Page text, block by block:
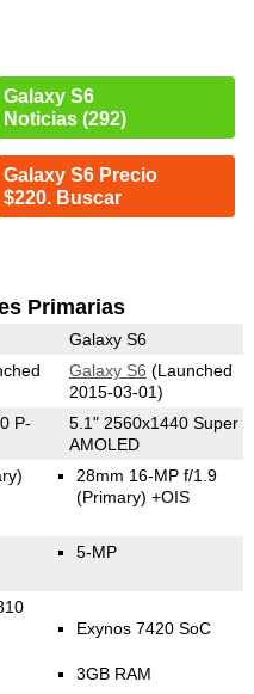
Galaxy S6
Noticias (292)
Galaxy S6 Precio
$220. Buscar
Primarias
Galaxy S6
Galaxy S6 (Launched
2015-03-01)
P-
5.1" 2560x1440 Super
AMOLED
28mm 16-MP f/1.9
(Primary) +OIS
5-MP
Exynos 7420 SoC
3GB RAM